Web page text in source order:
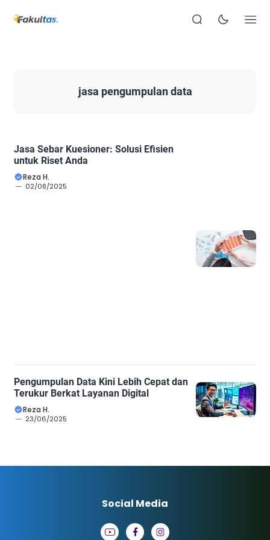
jasa pengumpulan data
Jasa Sebar Kuesioner: Solusi Efisien
untuk Riset Anda
Reza H.
02/08/2025
Pengumpulan Data Kini Lebih Cepat dan
Terukur Berkat Layanan Digital
Reza H.
23/06/2025
Social Media